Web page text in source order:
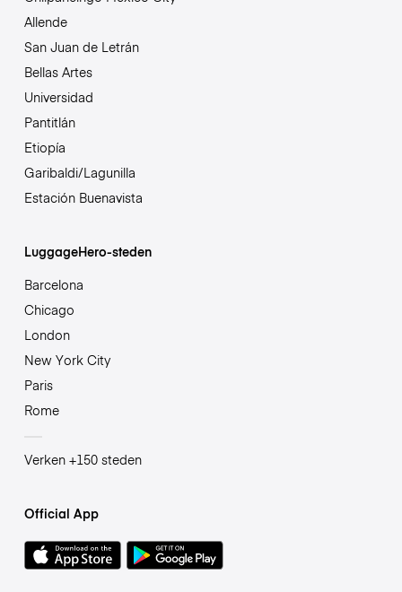
Allende
San Juan de Letrán
Bellas Artes
Universidad
Pantitlán
Etiopía
Garibaldi/Lagunilla
Estación Buenavista
LuggageHero-steden
Barcelona
Chicago
London
New York City
Paris
Rome
Verken +150 steden
Official App